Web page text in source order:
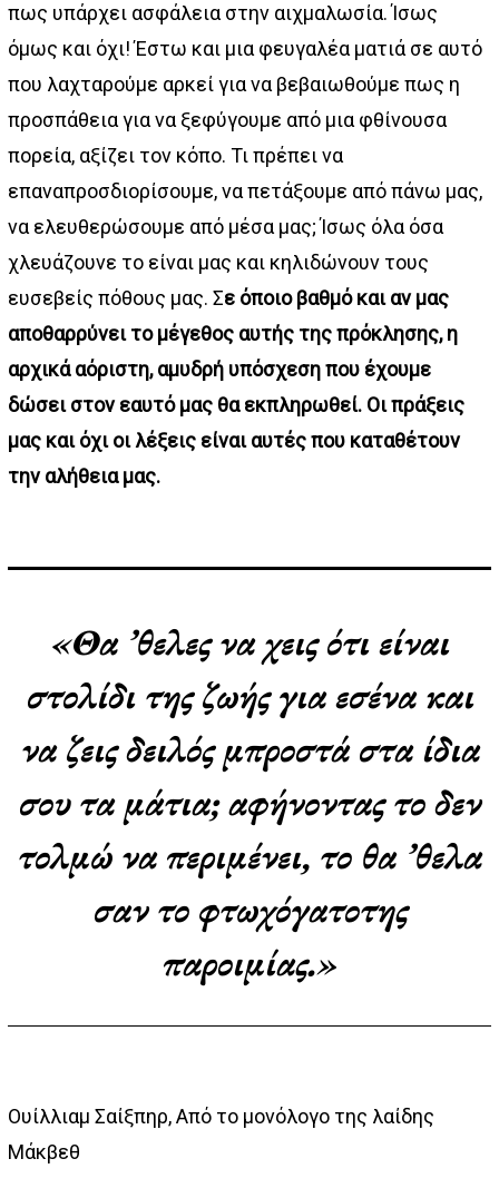
πως υπάρχει ασφάλεια στην αιχμαλωσία. Ίσως
όμως και όχι! Έστω και μια φευγαλέα ματιά σε αυτό
που λαχταρούμε αρκεί για να βεβαιωθούμε πως η
προσπάθεια για να ξεφύγουμε από μια φθίνουσα
πορεία, αξίζει τον κόπο. Τι πρέπει να
επαναπροσδιορίσουμε, να πετάξουμε από πάνω μας,
να ελευθερώσουμε από μέσα μας; Ίσως όλα όσα
χλευάζουνε το είναι μας και κηλιδώνουν τους
ευσεβείς πόθους μας. Σε όποιο βαθμό και αν μας
αποθαρρύνει το μέγεθος αυτής της πρόκλησης, η
αρχικά αόριστη, αμυδρή υπόσχεση που έχουμε
δώσει στον εαυτό μας θα εκπληρωθεί. Οι πράξεις
μας και όχι οι λέξεις είναι αυτές που καταθέτουν
την αλήθεια μας.
«Θα ’θελες να χεις ότι είναι
στολίδι της ζωής για εσένα και
να ζεις δειλός μπροστά στα ίδια
σου τα μάτια; αφήνοντας το δεν
τολμώ να περιμένει, το θα ’θελα
σαν το φτωχόγατοτης
παροιμίας.»
Ουίλλιαμ Σαίξπηρ, Από το μονόλογο της λαίδης
Μάκβεθ